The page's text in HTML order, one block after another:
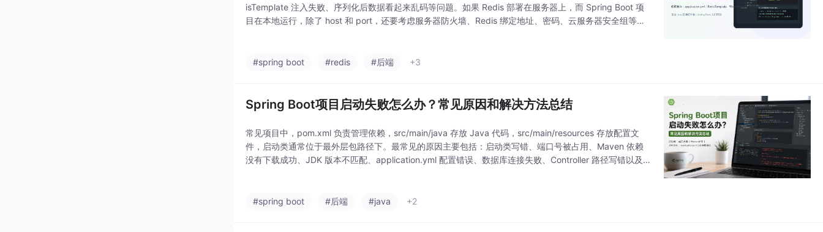
isTemplate 注入失败、序列化后数据看起来乱码等问题。如果 Redis 部署在服务器上，而 Spring Boot 项
目在本地运行，除了 host 和 port，还要考虑服务器防火墙、Redis 绑定地址、密码、云服务器安全组等问
#spring boot #redis #后端 +3
Spring Boot项目启动失败怎么办？常见原因和解决方法总结
常见项目中，pom.xml 负责管理依赖，src/main/java 存放 Java 代码，src/main/resources 存放配置文
件，启动类通常位于最外层包路径下。最常见的原因主要包括：启动类写错、端口号被占用、Maven 依赖
没有下载成功、JDK 版本不匹配、application.yml 配置错误、数据库连接失败、Controller 路径写错以及 B
#spring boot #后端 #java +2